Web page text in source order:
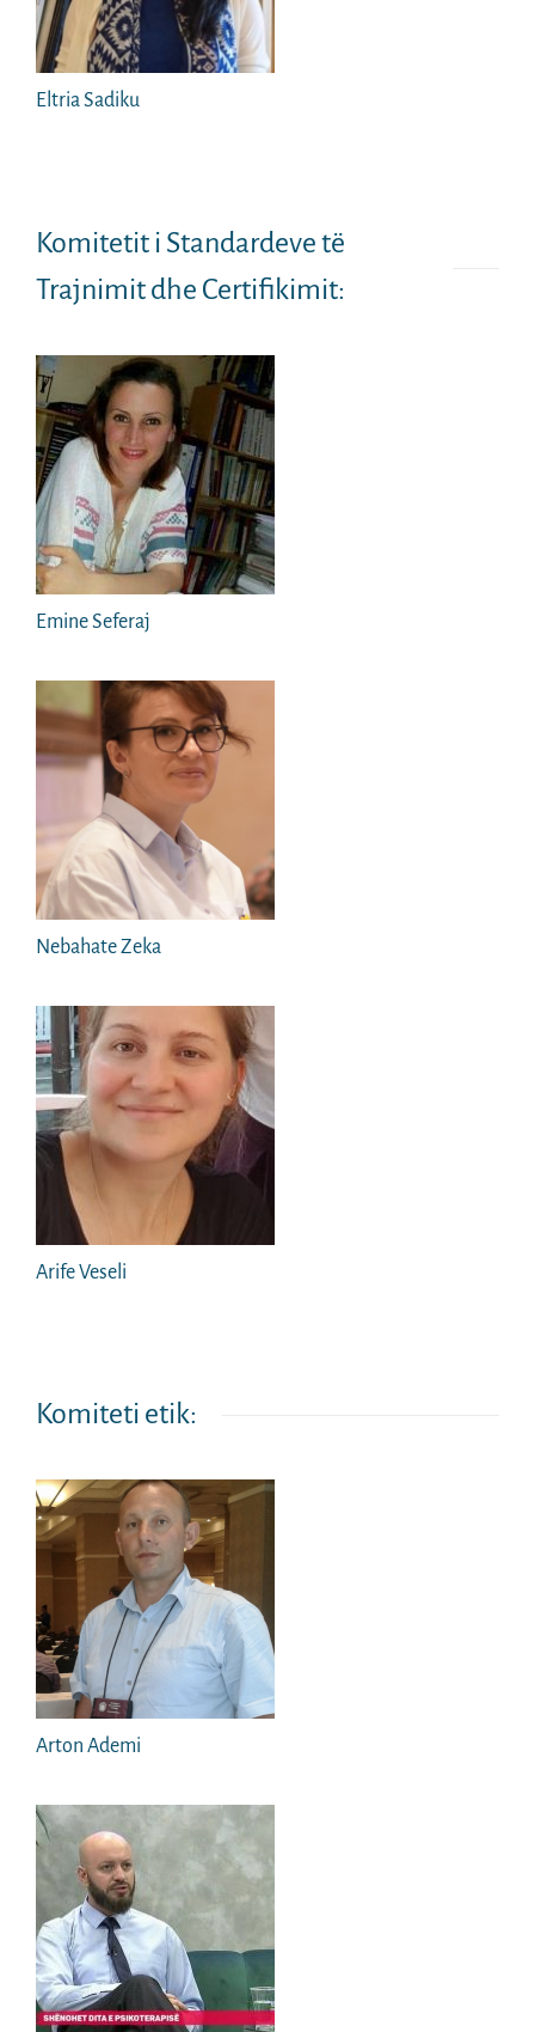
Eltria Sadiku
Komitetit i Standardeve të
Trajnimit dhe Certifikimit:
Emine Seferaj
Nebahate Zeka
Arife Veseli
Komiteti etik:
Arton Ademi